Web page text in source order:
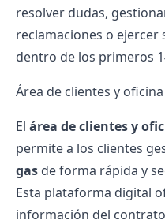
resolver dudas,
reclamaciones o
dentro de los primeros
Área de clientes y
El área de clientes y
permite a los clientes
gas de forma rápida y
Esta plataforma digital
información del